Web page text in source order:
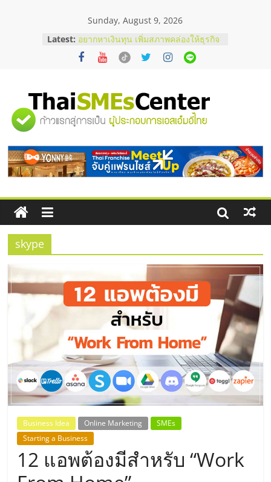
Sunday, August 9, 2026
Latest: อยากหาเงินทุน เพิ่มสภาพคล่องให้ธุรกิจ
เริ่มยังไงให้ผ่านฉลุย
สัมมนาออนไลน์ โอกาสบริหารสถานี
ThaiFranchise Meet Up จับคู่แฟรน
ไชส์ ครั้งที่ 8
ร้านเครื่องเสียงคุณภาพสูง พร้อม
บริษัท Cybersecurity ในไทยที่ไหนดี?
วิธีเลือกผู้ให้บริการให้คุ้มค่าและตอบ
โจทย์ธุรกิจ
"ศูนย์
รวม
ข้อมูล
ธุรกิจ
SME
แห่ง
ประเทศไทย,
ThaiSMEsCenter,
รวม
ธุรกิจ
เอ
skype
Business Idea Online Marketing
SMEs
Starting a Business
12 แอพต้องมีสำหรับ “Work